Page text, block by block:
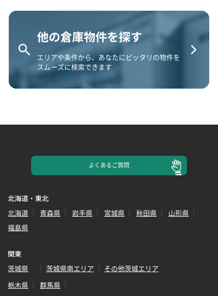
他の倉庫物件を探す
エリアや条件から、あなたにピッタリの物件を
スムーズに検索できます
よくあるご質問
北海道・東北
北海道
青森県 岩手県 宮城県 秋田県
山形県
福島県
関東
茨城県
茨城県南エリア
その他茨城エリア
栃木県
群馬県